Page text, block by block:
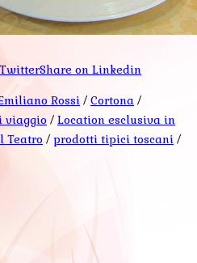
Share on Linkedin
Rossi / Cortona /
viaggio / Location esclusiva in
Teatro / prodotti tipici toscani /